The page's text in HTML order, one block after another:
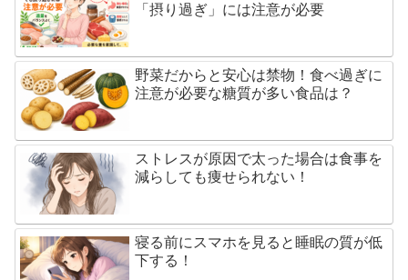
「摂り過ぎ」には注意が必要
野菜だからと安心は禁物！食べ過ぎに
注意が必要な糖質が多い食品は？
ストレスが原因で太った場合は食事を
減らしても痩せられない！
寝る前にスマホを見ると睡眠の質が低
下する！